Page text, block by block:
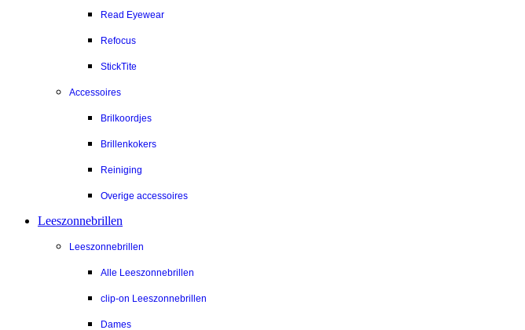
Read Eyewear
Refocus
StickTite
Accessoires
Brilkoordjes
Brillenkokers
Reiniging
Overige accessoires
Leeszonnebrillen
Leeszonnebrillen
Alle Leeszonnebrillen
clip-on Leeszonnebrillen
Dames